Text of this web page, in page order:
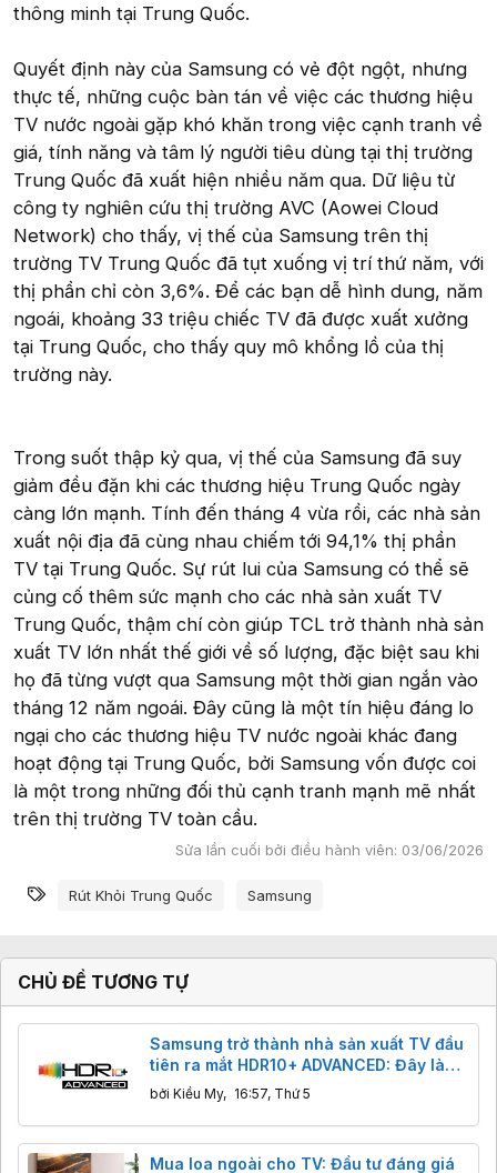
thông minh tại Trung Quốc.
Quyết định này của Samsung có vẻ đột ngột, nhưng
thực tế, những cuộc bàn tán về việc các thương hiệu
TV nước ngoài gặp khó khăn trong việc cạnh tranh về
giá, tính năng và tâm lý người tiêu dùng tại thị trường
Trung Quốc đã xuất hiện nhiều năm qua. Dữ liệu từ
công ty nghiên cứu thị trường AVC (Aowei Cloud
Network) cho thấy, vị thế của Samsung trên thị
trường TV Trung Quốc đã tụt xuống vị trí thứ năm, với
thị phần chỉ còn 3,6%. Để các bạn dễ hình dung, năm
ngoái, khoảng 33 triệu chiếc TV đã được xuất xưởng
tại Trung Quốc, cho thấy quy mô khổng lồ của thị
trường này.
Trong suốt thập kỷ qua, vị thế của Samsung đã suy
giảm đều đặn khi các thương hiệu Trung Quốc ngày
càng lớn mạnh. Tính đến tháng 4 vừa rồi, các nhà sản
xuất nội địa đã cùng nhau chiếm tới 94,1% thị phần
TV tại Trung Quốc. Sự rút lui của Samsung có thể sẽ
củng cố thêm sức mạnh cho các nhà sản xuất TV
Trung Quốc, thậm chí còn giúp TCL trở thành nhà sản
xuất TV lớn nhất thế giới về số lượng, đặc biệt sau khi
họ đã từng vượt qua Samsung một thời gian ngắn vào
tháng 12 năm ngoái. Đây cũng là một tín hiệu đáng lo
ngại cho các thương hiệu TV nước ngoài khác đang
hoạt động tại Trung Quốc, bởi Samsung vốn được coi
là một trong những đối thủ cạnh tranh mạnh mẽ nhất
trên thị trường TV toàn cầu.
Sửa lần cuối bởi điều hành viên: 03/06/2026
Từ khóa
Rút Khỏi Trung Quốc Samsung
CHỦ ĐỀ TƯƠNG TỰ
Samsung trở thành nhà sản xuất TV đầu
tiên ra mắt HDR10+ ADVANCED: Đây là
gì? Có tác dụng gì?
bởi Kiều My, 16:57, Thứ 5
Mua loa ngoài cho TV: Đầu tư đáng giá